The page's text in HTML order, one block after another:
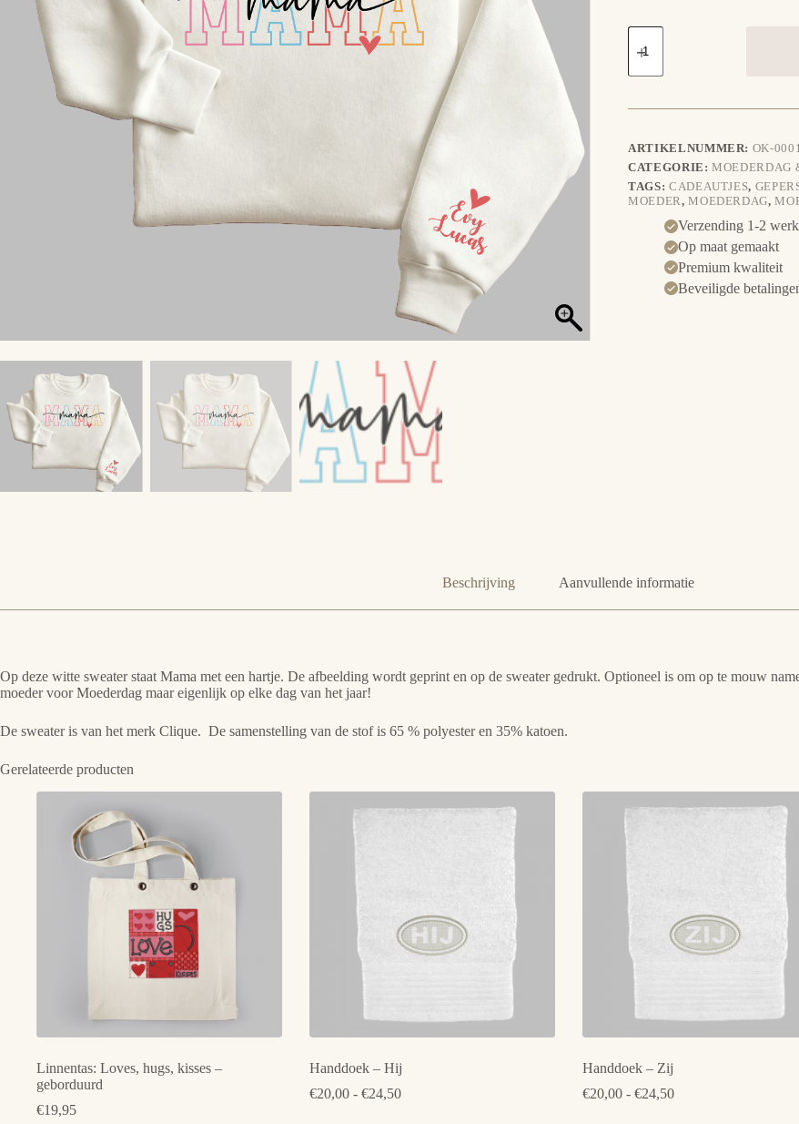
Sweater
Mama
ARTIKELNUMMER: OK-
CATEGORIE:MOEDERDAG
TAGS: CADEAUTJES,
MOEDER,MOEDERDAG,
Verzending 1-2
Op maat gemaakt
Premium kwaliteit
Beveiligde
Beschrijving Aanvullende informatie
Op deze witte sweater staat Mama met een hartje. De afbeelding wordt geprint en op de sweater gedrukt. Optioneel is om op te mouw
moeder voor Moederdag maar eigenlijk op elke dag van het jaar!
De sweater is van het merk Clique. De samenstelling van de stof is 65 % polyester en 35% katoen.
Gerelateerde producten
Linnentas: Loves, hugs, kisses –
geborduurd
€19,95
Handdoek – Hij
€20,00 - €24,50Prijsklasse:
Handdoek – Zij
€20,00 - €24,50Prijsklasse: